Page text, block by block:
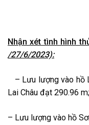
Nhận xét tình hình
/27/6/2023):
– Lưu lượng vào hồ
Lai Châu đạt 290.96 m;
– Lưu lượng vào hồ